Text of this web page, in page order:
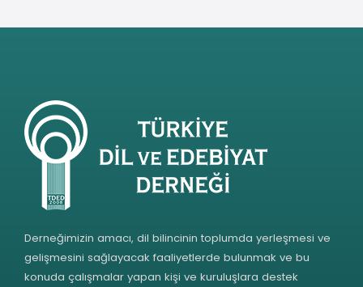
Derneğimizin amacı, dil bilincinin toplumda yerleşmesi ve
gelişmesini sağlayacak faaliyetlerde bulunmak ve bu
konuda çalışmalar yapan kişi ve kuruluşlara destek